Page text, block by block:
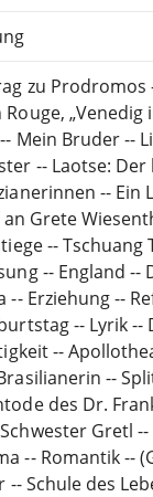
zu Prodromos
Mein Bruder --
-- Laotse:
-- Ein
Grete
--
-- England --
-- Erziehung --
-- Lyrik
--
--
des Dr.
Gretl
-- Romantik --
-- Schule des